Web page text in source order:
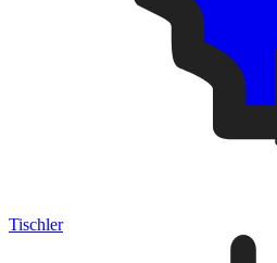
Tischler